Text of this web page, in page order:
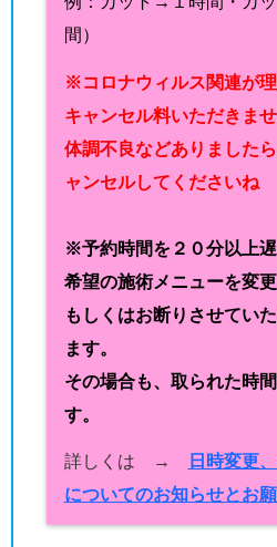
間）
※コロナウィルス関連が
キャンセル料いただきま
体調不良などありました
ャンセルしてくださいね
※予約時間を２０分以上
希望の施術メニューを変
もしくはお断りさせてい
ます。
その場合も、取られた時
す。
詳しくは →
日時変更
についてのお知らせとお